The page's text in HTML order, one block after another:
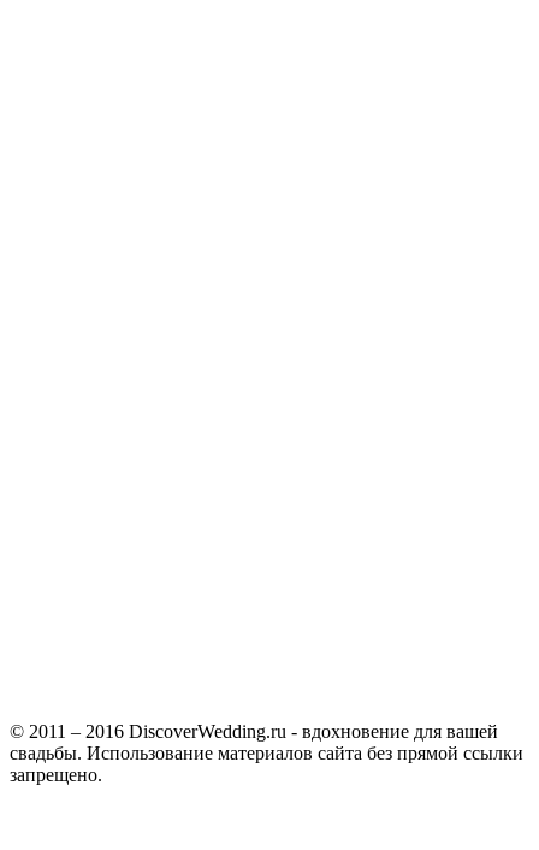
© 2011 – 2016 DiscoverWedding.ru - вдохновение для вашей
свадьбы. Использование материалов сайта без прямой ссылки
запрещено.